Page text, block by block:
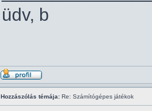
üdv, b
Hozzászólás témája: Re: Számítógépes játékok